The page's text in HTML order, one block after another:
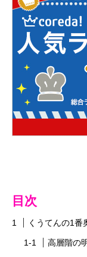
目次
くうてんの1番
高層階の